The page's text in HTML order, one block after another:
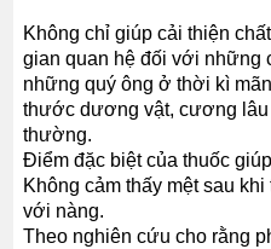
Không chỉ giúp cải thiện
gian quan hệ đối với những
những quý ông ở thời kì
thước dương vật, cương lâu
thường.
Điểm đặc biệt của thuốc
Không cảm thấy mệt sau
với nàng.
Theo nghiên cứu cho rằng